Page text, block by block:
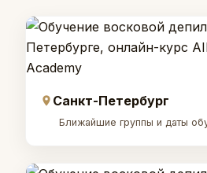
Санкт-Петербург
Ближайшие группы и даты